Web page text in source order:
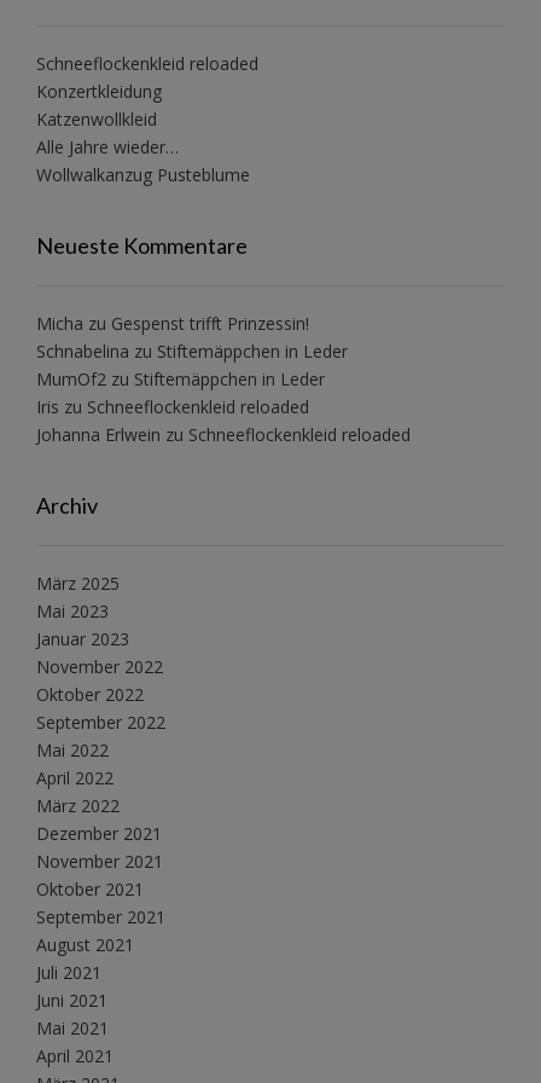
Schneeflockenkleid reloaded
Konzertkleidung
Katzenwollkleid
Alle Jahre wieder…
Wollwalkanzug Pusteblume
Neueste Kommentare
Micha zu Gespenst trifft Prinzessin!
Schnabelina zu Stiftemäppchen in Leder
MumOf2 zu Stiftemäppchen in Leder
Iris zu Schneeflockenkleid reloaded
Johanna Erlwein zu Schneeflockenkleid reloaded
Archiv
März 2025
Mai 2023
Januar 2023
November 2022
Oktober 2022
September 2022
Mai 2022
April 2022
März 2022
Dezember 2021
November 2021
Oktober 2021
September 2021
August 2021
Juli 2021
Juni 2021
Mai 2021
April 2021